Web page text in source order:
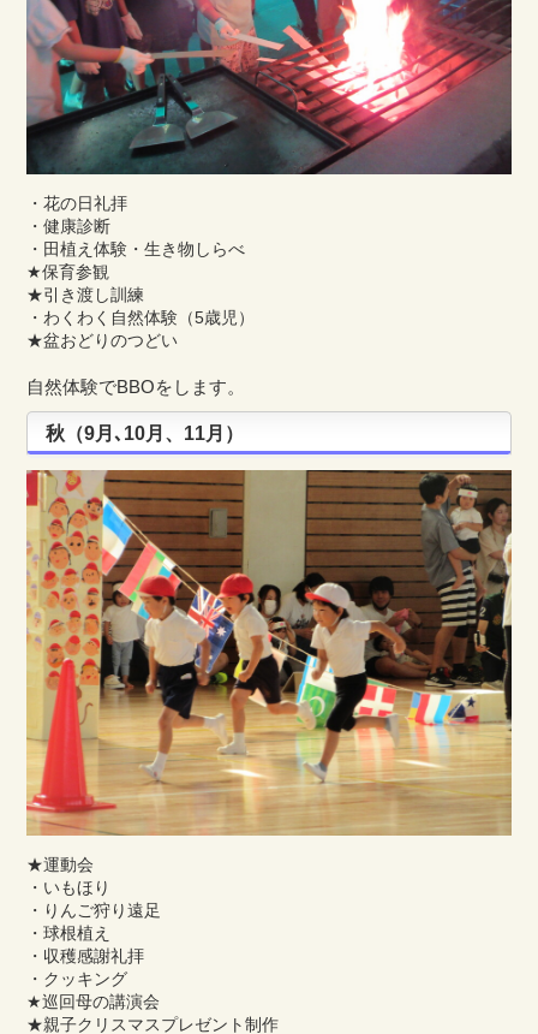
・花の日礼拝
・健康診断
・田植え体験・生き物しらべ
★保育参観
★引き渡し訓練
・わくわく自然体験（5歳児）
★盆おどりのつどい
自然体験でBBOをします。
秋（9月､10月、11月）
★運動会
・いもほり
・りんご狩り遠足
・球根植え
・収穫感謝礼拝
・クッキング
★巡回母の講演会
★親子クリスマスプレゼント制作